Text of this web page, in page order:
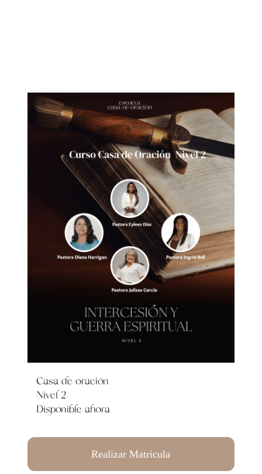
Casa de oración
Nivel 2
Disponible ahora
Realizar Matricula